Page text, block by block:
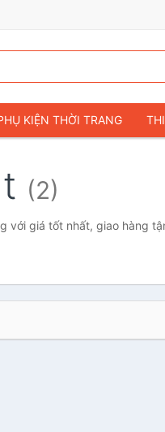
KIỆN THỜI TRANG
CONSOLE
TÔ, XE MÁY SÁCH & TẠP
(2)
với giá tốt nhất, giao hàng